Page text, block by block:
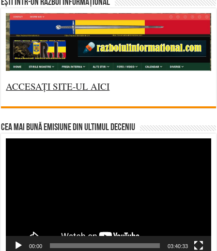
Ești într-un RĂZBOI INFORMAȚIONAL
ACCESAȚI SITE-UL AICI
CEA MAI BUNĂ EMISIUNE DIN ULTIMUL DECENIU
00:00 03:40:33